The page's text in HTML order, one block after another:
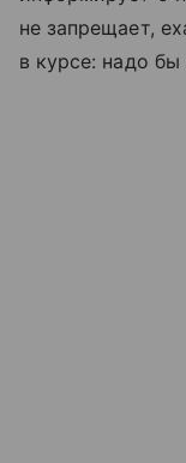
не запрещает,
в курсе: надо бы